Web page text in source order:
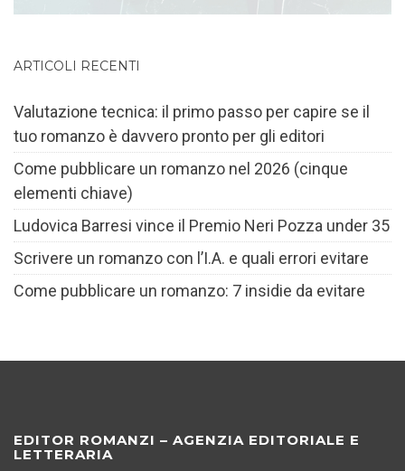
ARTICOLI RECENTI
Valutazione tecnica: il primo passo per capire se il
tuo romanzo è davvero pronto per gli editori
Come pubblicare un romanzo nel 2026 (cinque
elementi chiave)
Ludovica Barresi vince il Premio Neri Pozza under 35
Scrivere un romanzo con l’I.A. e quali errori evitare
Come pubblicare un romanzo: 7 insidie da evitare
EDITOR ROMANZI – AGENZIA EDITORIALE E
LETTERARIA